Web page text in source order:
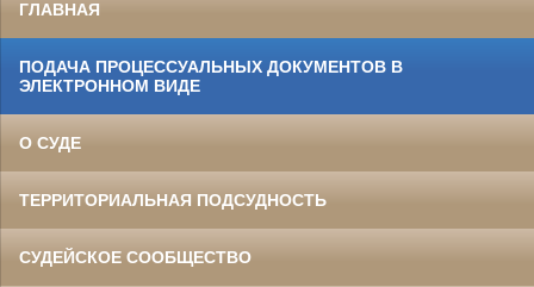
ГЛАВНАЯ
ПОДАЧА ПРОЦЕССУАЛЬНЫХ ДОКУМЕНТОВ В
ЭЛЕКТРОННОМ ВИДЕ
О СУДЕ
ТЕРРИТОРИАЛЬНАЯ ПОДСУДНОСТЬ
СУДЕЙСКОЕ СООБЩЕСТВО